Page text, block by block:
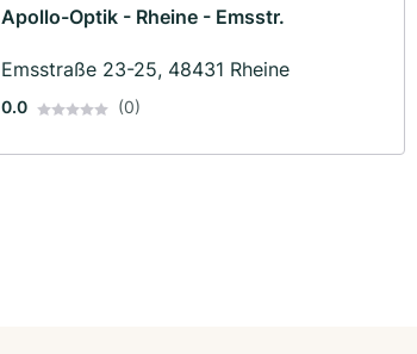
Apollo-Optik - Rheine - Emsstr.
Emsstraße 23-25, 48431 Rheine
0.0 (0)